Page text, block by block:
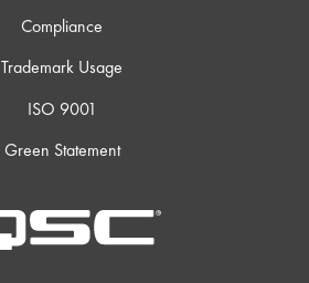
Compliance
Trademark Usage
ISO 9001
Green Statement